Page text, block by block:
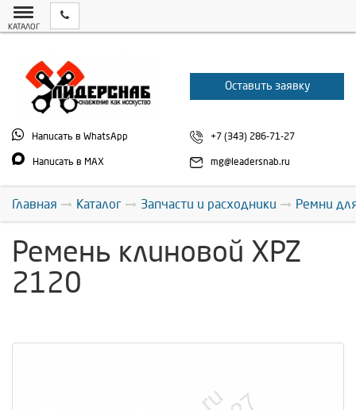
КАТАЛОГ
Оставить заявку
Написать в WhatsApp
Написать в MAX
+7 (343) 286-71-27
mg@leadersnab.ru
Главная Каталог Запчасти и расходники Ремни
Ремень клиновой XPZ
2120